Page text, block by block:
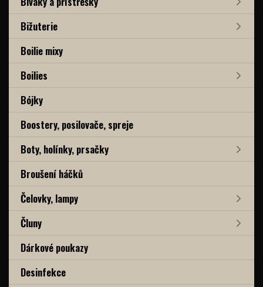
Bižuterie
Boilie mixy
Boilies
Bójky
Boostery, posilovače, spreje
Boty, holínky, prsačky
Broušení háčků
Čelovky, lampy
Čluny
Dárkové poukazy
Desinfekce